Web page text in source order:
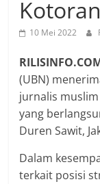
10 Mei 2022
(UBN)
jurnalis
yang
Duren Sawit,
Dalam
terkait posisi